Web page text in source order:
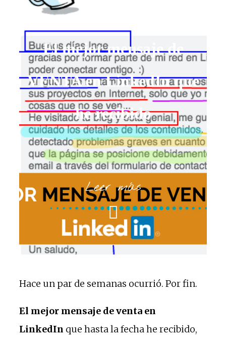
El mejor mensaje de
VENTA en LinkedIn que
he recibido
Leer más
Hace un par de semanas ocurrió. Por fin.
El mejor mensaje de venta en
LinkedIn que hasta la fecha he recibido,